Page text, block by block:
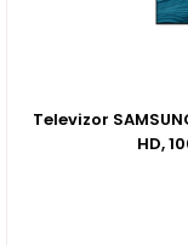
Televizor
HD,